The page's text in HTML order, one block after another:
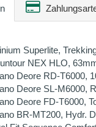
Superlite,
NEX HLO,
Deore RD-T6000,
Deore SL-M6000,
Deore FD-T6000,
BR-MT200, Hydr.